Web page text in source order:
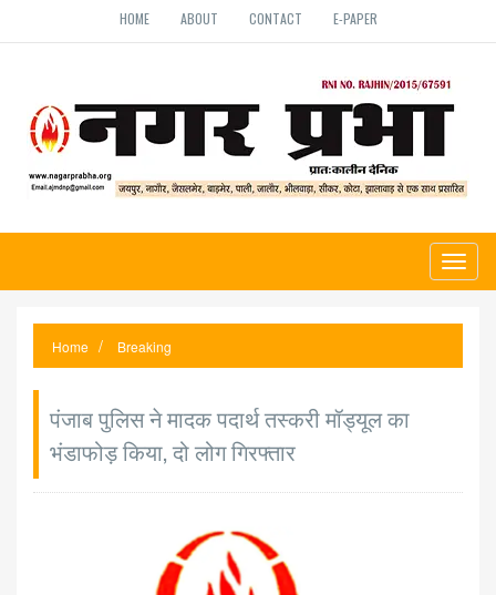
HOME ABOUT CONTACT E-PAPER
Home Breaking
पंजाब पुलिस ने मादक पदार्थ तस्करी मॉड्यूल का
भंडाफोड़ किया, दो लोग गिरफ्तार